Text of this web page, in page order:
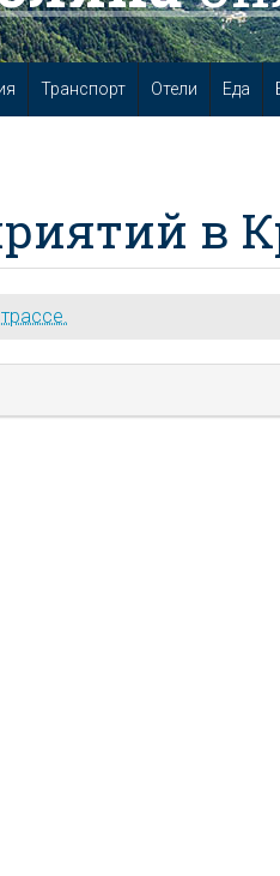
Транспорт Отели Еда
в